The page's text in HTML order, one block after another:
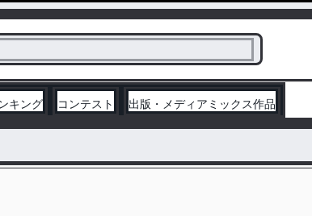
キング コンテスト 出版・メディアミックス作品